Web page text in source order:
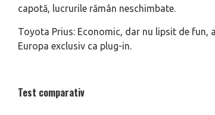
capotă, lucrurile rămân neschimbate.
Toyota Prius: Economic, dar nu lipsit de fun,
Europa exclusiv ca plug-in.
Test comparativ